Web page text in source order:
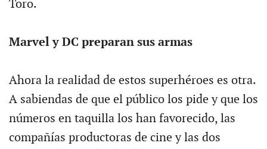
Toro.
Marvel y DC preparan sus armas
Ahora la realidad de estos superhéroes es otra.
A sabiendas de que el público los pide y que los
números en taquilla los han favorecido, las
compañías productoras de cine y las dos